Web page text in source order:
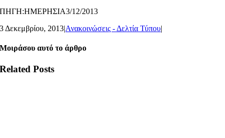
ΠΗΓΗ:ΗΜΕΡΗΣΙΑ3/12/2013
3 Δεκεμβρίου, 2013|Ανακοινώσεις - Δελτία Τύπου|
Μοιράσου αυτό το άρθρο
Related Posts